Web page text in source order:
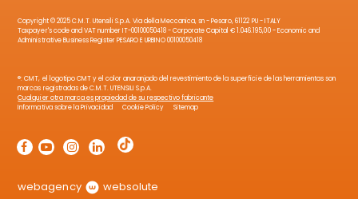
Copyright © 2025 C.M.T. Utensili S.p.A. Via della Meccanica, sn - Pesaro, 61122 PU - ITALY
Taxpayer's code and VAT number IT-00100050418 - Corporate Capital € 1.046.195,00 - Economic and
Administrative Business Register PESARO E URBINO 00100050418
®: CMT, el logotipo CMT y el color anaranjado del revestimiento de la superficie de las herramientas son
marcas registradas de C.M.T. UTENSILI S.p.A.
Cualquier otra marca es propiedad de su respectivo fabricante
Informativa sobre la Privacidad
Cookie Policy Sitemap
webagency websolute